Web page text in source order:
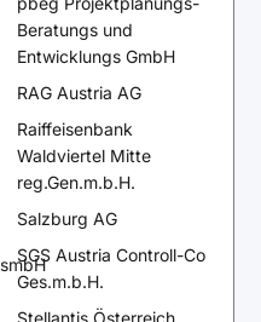
Beratungs und
Entwicklungs GmbH
RAG Austria AG
Raiffeisenbank
Waldviertel Mitte
reg.Gen.m.b.H.
Salzburg AG
SGS Austria Controll-Co
Ges.m.b.H.